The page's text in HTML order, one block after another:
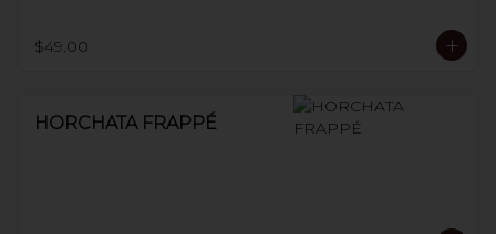
$49.00
HORCHATA FRAPPÉ